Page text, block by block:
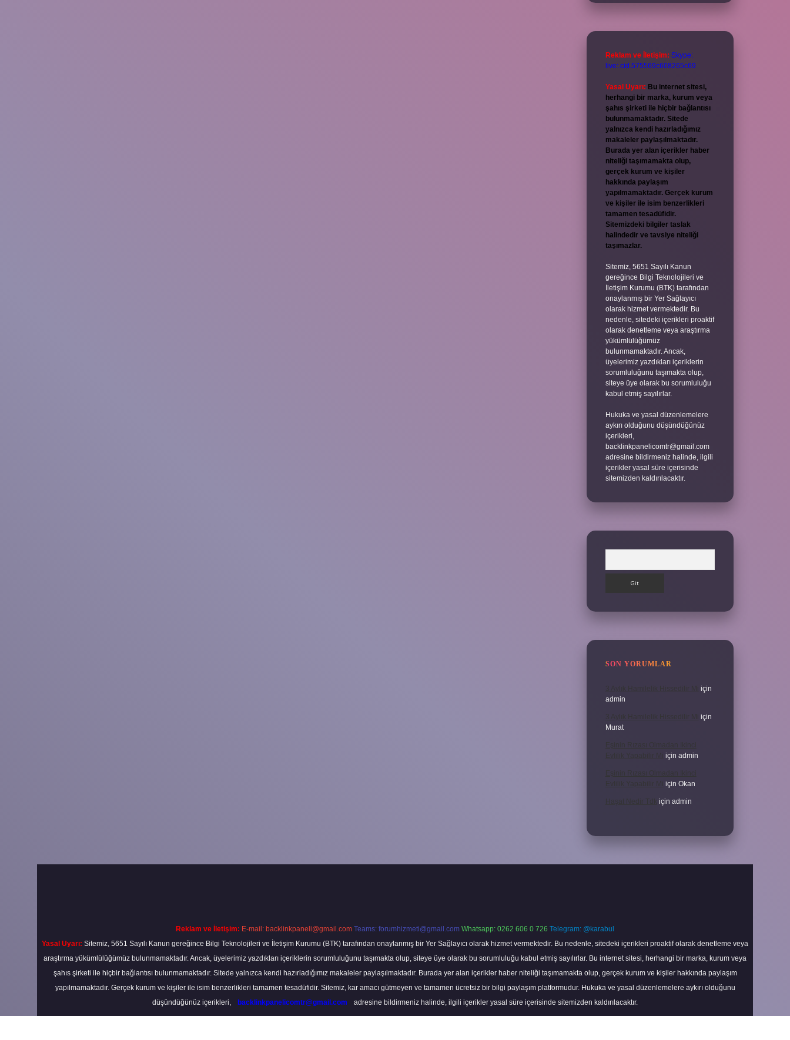
Reklam ve İletişim: Skype:
live:.cid.575569c608265c69
Yasal Uyarı: Bu internet sitesi,
herhangi bir marka, kurum veya
şahıs şirketi ile hiçbir bağlantısı
bulunmamaktadır. Sitede
yalnızca kendi hazırladığımız
makaleler paylaşılmaktadır.
Burada yer alan içerikler haber
niteliği taşımamakta olup,
gerçek kurum ve kişiler
hakkında paylaşım
yapılmamaktadır. Gerçek kurum
ve kişiler ile isim benzerlikleri
tamamen tesadüfidir.
Sitemizdeki bilgiler taslak
halindedir ve tavsiye niteliği
taşımazlar.
Sitemiz, 5651 Sayılı Kanun
gereğince Bilgi Teknolojileri ve
İletişim Kurumu (BTK) tarafından
onaylanmış bir Yer Sağlayıcı
olarak hizmet vermektedir. Bu
nedenle, sitedeki içerikleri proaktif
olarak denetleme veya araştırma
yükümlülüğümüz
bulunmamaktadır. Ancak,
üyelerimiz yazdıkları içeriklerin
sorumluluğunu taşımakta olup,
siteye üye olarak bu sorumluluğu
kabul etmiş sayılırlar.
Hukuka ve yasal düzenlemelere
aykırı olduğunu düşündüğünüz
içerikleri,
backlinkpanelicomtr@gmail.com
adresine bildirmeniz halinde, ilgili
içerikler yasal süre içerisinde
sitemizden kaldırılacaktır.
SON YORUMLAR
3 Aylık Hamilelik Hissedilir Mi
için
admin
3 Aylık Hamilelik Hissedilir Mi için
Murat
Eşinin Rızası Olmadan Ikinci
Evlilik Yapabilir Mi için admin
Eşinin Rızası Olmadan Ikinci
Evlilik Yapabilir Mi için Okan
Haşat Nedir Tdk için admin
Reklam ve İletişim: E-mail: backlinkpaneli@gmail.com Teams: forumhizmeti@gmail.com Whatsapp: 0262 606 0 726 Telegram: @karabul
Yasal Uyarı: Sitemiz, 5651 Sayılı Kanun gereğince Bilgi Teknolojileri ve İletişim Kurumu (BTK) tarafından onaylanmış bir Yer Sağlayıcı olarak hizmet vermektedir. Bu nedenle, sitedeki içerikleri proaktif olarak denetleme veya
araştırma yükümlülüğümüz bulunmamaktadır. Ancak, üyelerimiz yazdıkları içeriklerin sorumluluğunu taşımakta olup, siteye üye olarak bu sorumluluğu kabul etmiş sayılırlar. Bu internet sitesi, herhangi bir marka, kurum veya
şahıs şirketi ile hiçbir bağlantısı bulunmamaktadır. Sitede yalnızca kendi hazırladığımız makaleler paylaşılmaktadır. Burada yer alan içerikler haber niteliği taşımamakta olup, gerçek kurum ve kişiler hakkında paylaşım
yapılmamaktadır. Gerçek kurum ve kişiler ile isim benzerlikleri tamamen tesadüfidir. Sitemiz, kar amacı gütmeyen ve tamamen ücretsiz bir bilgi paylaşım platformudur. Hukuka ve yasal düzenlemelere aykırı olduğunu
düşündüğünüz içerikleri,
backlinkpanelicomtr@gmail.com adresine bildirmeniz halinde, ilgili içerikler yasal süre içerisinde sitemizden kaldırılacaktır.